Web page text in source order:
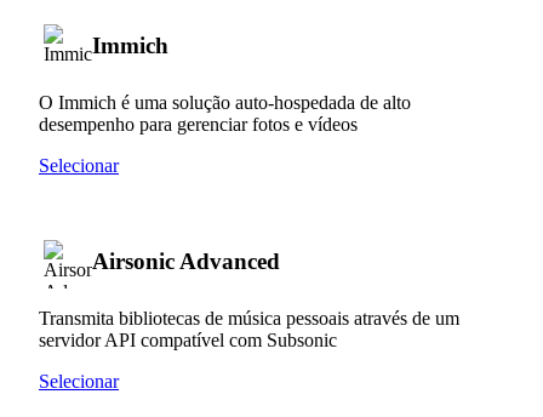
Immich
O Immich é uma solução auto-hospedada de alto
desempenho para gerenciar fotos e vídeos
Selecionar
Airsonic Advanced
Transmita bibliotecas de música pessoais através de um
servidor API compatível com Subsonic
Selecionar